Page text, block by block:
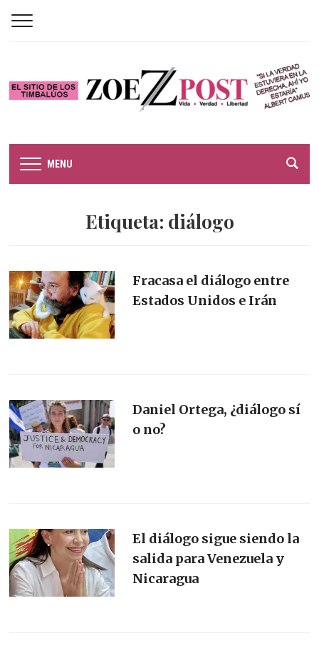
MENU
Etiqueta: diálogo
Fracasa el diálogo entre
Estados Unidos e Irán
Daniel Ortega, ¿diálogo sí
o no?
El diálogo sigue siendo la
salida para Venezuela y
Nicaragua